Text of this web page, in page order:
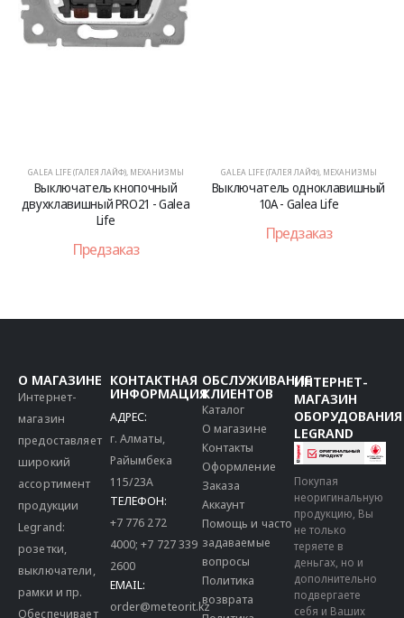
GALEA LIFE (ГАЛЕЯ ЛАЙФ), МЕХАНИЗМЫ
Выключатель кнопочный
двухклавишный PRO21 - Galea
Life
Предзаказ
GALEA LIFE (ГАЛЕЯ ЛАЙФ), МЕХАНИЗМЫ
Выключатель одноклавишный
10А - Galea Life
Предзаказ
О МАГАЗИНЕ
Интернет-
магазин
предоставляет
широкий
ассортимент
продукции
Legrand:
розетки,
выключатели,
рамки и пр.
Обеспечивает
КОНТАКТНАЯ
ИНФОРМАЦИЯ
АДРЕС:
г. Алматы,
Райымбека
115/23A
ТЕЛЕФОН:
+7 776 272
4000;+7 727 339
2600
EMAIL:
order@meteorit.kz
ОБСЛУЖИВАНИЕ
КЛИЕНТОВ
Каталог
О магазине
Контакты
Оформление
Заказа
Аккаунт
Помощь и часто
задаваемые
вопросы
Политика
возврата
ИНТЕРНЕТ-
МАГАЗИН
ОБОРУДОВАНИЯ
LEGRAND
Покупая
неоригинальную
продукцию, Вы
не только
теряете в
деньгах, но и
дополнительно
подвергаете
себя и Ваших